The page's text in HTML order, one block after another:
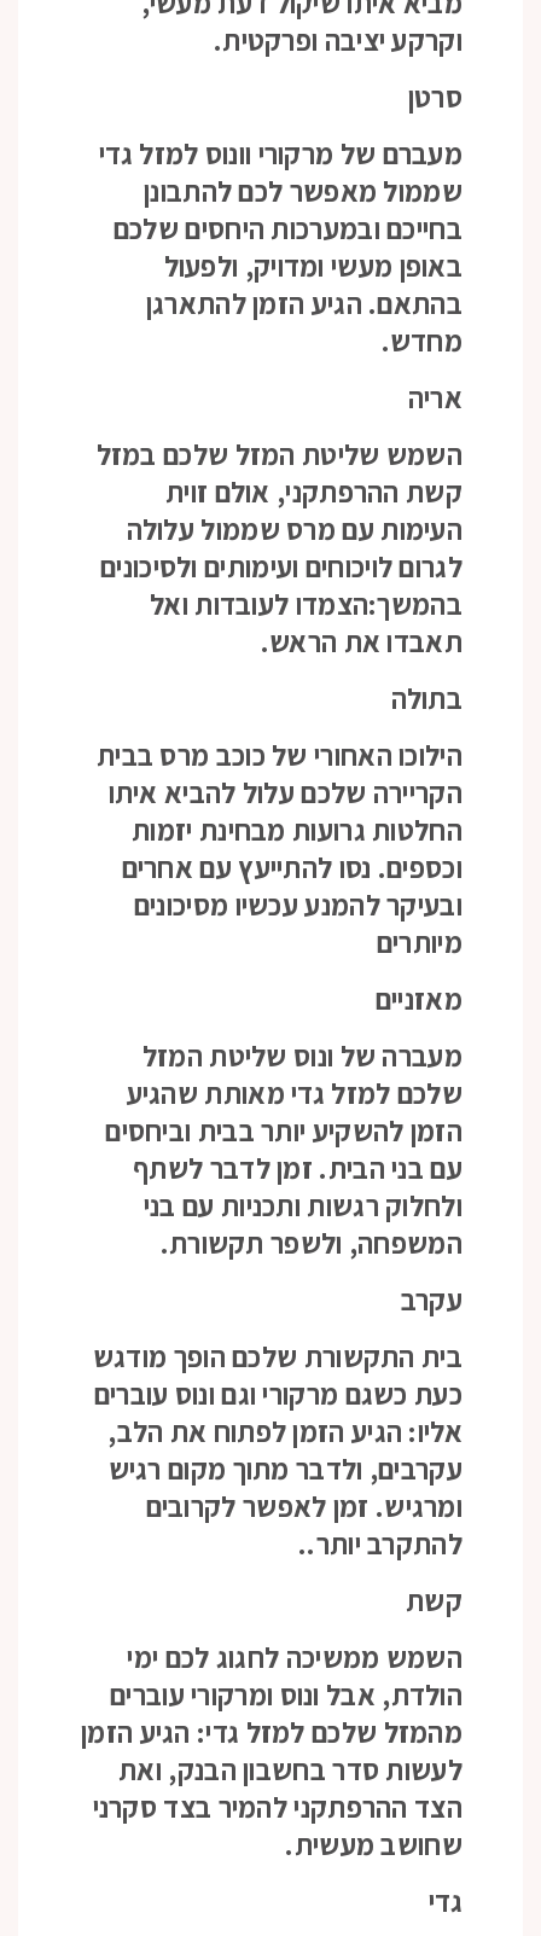
וקרקע יציבה ופרקטית.
סרטן
מעברם של מרקורי וונוס למזל גדי
שממול מאפשר לכם להתבונן
בחייכם ובמערכות היחסים שלכם
באופן מעשי ומדויק, ולפעול
בהתאם. הגיע הזמן להתארגן
מחדש.
אריה
השמש שליטת המזל שלכם במזל
קשת ההרפתקני, אולם זוית
העימות עם מרס שממול עלולה
לגרום לויכוחים ועימותים ולסיכונים
בהמשך:הצמדו לעובדות ואל
תאבדו את הראש.
בתולה
הילוכו האחורי של כוכב מרס בבית
הקריירה שלכם עלול להביא איתו
החלטות גרועות מבחינת יזמות
וכספים. נסו להתייעץ עם אחרים
ובעיקר להמנע עכשיו מסיכונים
מיותרים
מאזניים
מעברה של ונוס שליטת המזל
שלכם למזל גדי מאותת שהגיע
הזמן להשקיע יותר בבית וביחסים
עם בני הבית. זמן לדבר לשתף
ולחלוק רגשות ותכניות עם בני
המשפחה, ולשפר תקשורת.
עקרב
בית התקשורת שלכם הופך מודגש
כעת כשגם מרקורי וגם ונוס עוברים
אליו: הגיע הזמן לפתוח את הלב,
עקרבים, ולדבר מתוך מקום רגיש
ומרגיש. זמן לאפשר לקרובים
להתקרב יותר..
קשת
השמש ממשיכה לחגוג לכם ימי
הולדת, אבל ונוס ומרקורי עוברים
מהמזל שלכם למזל גדי: הגיע הזמן
לעשות סדר בחשבון הבנק, ואת
הצד ההרפתקני להמיר בצד סקרני
שחושב מעשית.
גדי